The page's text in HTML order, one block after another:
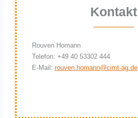
Kontakt
Rouven Homann
Telefon: +49 40 53302 444
E-Mail: rouven.homann@cimt-ag.de